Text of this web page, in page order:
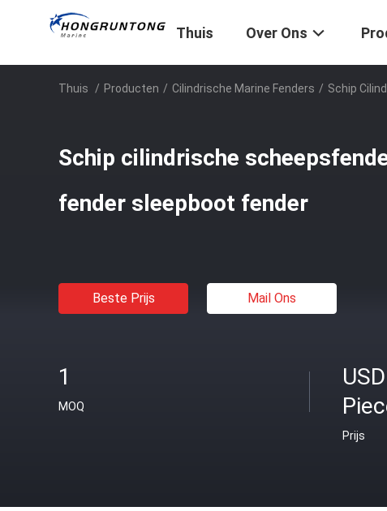
Thuis Over Ons
Thuis / Producten / Cilindrische Marine Fenders / Schip
Schip cilindrische
fender sleepboot fender
Beste Prijs Mail Ons
1
MOQ
Prijs